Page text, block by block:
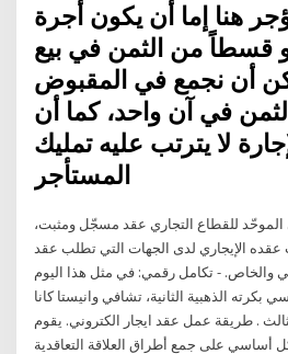
هنا إما أن يكون أجرة
قسطاً من الثمن في بيع
أن نجمع في المقبوض
في آن واحد، كما أن
لا يترتب عليه تمليك
المستأجر
الموحّد للقطاع التجاري عقد مسجّل ومثبت،
الإيجاري لدى الجهات التي تطلب عقد
والخاص. - تكامل رقمي: في مثل هذا اليوم
الذهبية الثانية، تشافي وانيستا كانا
. طريقة عمل عقد ايجار الكتروني. يقوم
أساسي على جمع أطراق العلاقة التعاقدية